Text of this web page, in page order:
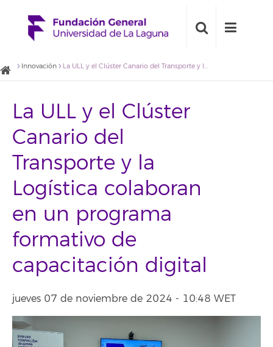
Innovación La ULL y el Clúster Canario del Transporte y la Logística colaboran en un programa formativo de capacitación digital
La ULL y el Clúster
Canario del
Transporte y la
Logística colaboran
en un programa
formativo de
capacitación digital
jueves 07 de noviembre de 2024 - 10:48 WET